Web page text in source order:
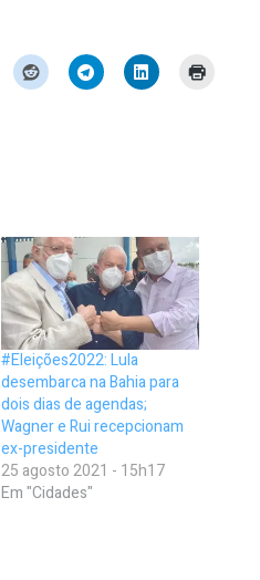
#Eleições2022: Lula
desembarca na Bahia para
dois dias de agendas;
Wagner e Rui recepcionam
ex-presidente
25 agosto 2021 - 15h17
Em "Cidades"